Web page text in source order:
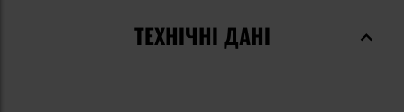
ТЕХНІЧНІ ДАНІ